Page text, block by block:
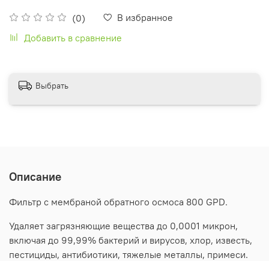
(0)
В избранное
Добавить в сравнение
Выбрать
Описание
Фильтр с мембраной обратного осмоса 800 GPD.
Удаляет загрязняющие вещества до 0,0001 микрон,
включая до 99,99% бактерий и вирусов, хлор, известь,
пестициды, антибиотики, тяжелые металлы, примеси.